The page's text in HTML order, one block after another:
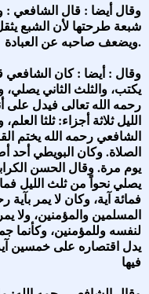
وقال أيضا : قال الشافعي
شبعة طرحتها لأن الشبع
ويضعف صاحبه عن العبادة.
وقال : أيضا : كان الشافعي
يكتب، والثلث الثاني يصلي،
رحمه الله تعالى فيدل على
الليل ثلاثة أجزاء: ثلثا
الشافعي رحمه الله يختم
الصلاة. وكان البويطي
يوم مرة. وقال الحسن
يصلي نحواً من ثلث الليل فما
فمائة آية، وكان لا يمر
المسلمين والمؤمنين، ولا
لنفسه وللمؤمنين، وكأنما
يدل اقتصاره على خمسين
فيها